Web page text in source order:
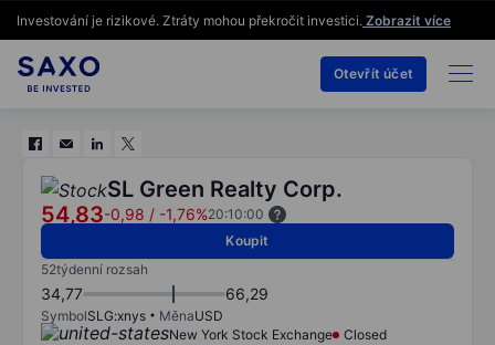
Otevřít účet
Investování je rizikové. Ztráty mohou překročit investici. Zobrazit více
SL Green Realty Corp.
54,83-0,98 / -1,76%20:10:00
Koupit
52týdenní rozsah
34,77 66,29
SymbolSLG:xnys MěnaUSD
New York Stock Exchange
Closed